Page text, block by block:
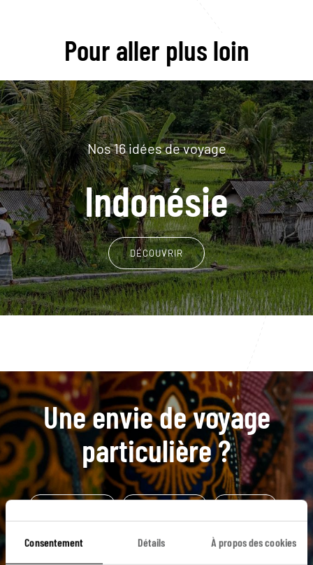
Consentement Détails À propos des cookies
Pour aller plus loin
Nos 16 idées de voyage
Indonésie
DÉCOUVRIR
Une envie de voyage
particulière ?